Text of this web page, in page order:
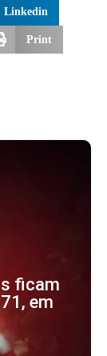
Linkedin
Print
ficam
em